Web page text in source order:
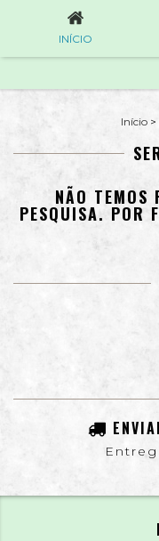
INÍCIO
Início >
NÃO TEMOS
PESQUISA. POR